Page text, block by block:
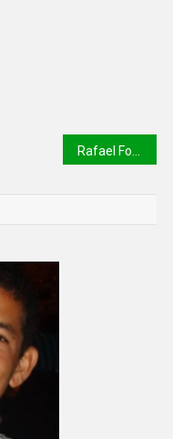
Rafael Fonteles inaugura asfaltamento e vistoria obras em Bom Jesus e região neste sábado (30)